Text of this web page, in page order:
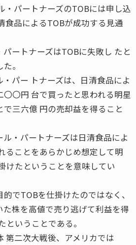
・パートナーズのTOBには申し込
食品によるTOBが成功する見通
パートナーズはTOBに失敗し たと
。
パー トナーズは、日清食品によ
〇〇円 台で買ったと思われる明星
三六億 円の売却益を得ること
・パートナーズは日清食品によ
ることをあらかじめ想定して明
けたということを意味してい
でTOBを仕掛けたのではなく、
た株を高値で売り逃げて利益を得
ということである。
第二次大戦後、アメリカでは